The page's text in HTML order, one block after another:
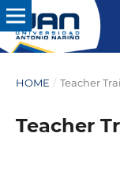
HOME / Teacher
Teacher